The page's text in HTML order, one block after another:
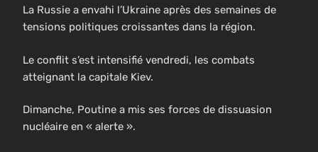
La Russie a envahi l’Ukraine après des semaines de
tensions politiques croissantes dans la région.
Le conflit s’est intensifié vendredi, les combats
atteignant la capitale Kiev.
Dimanche, Poutine a mis ses forces de dissuasion
nucléaire en « alerte ».